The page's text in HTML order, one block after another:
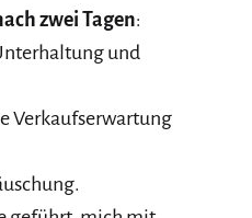
zwei Tagen:
und
Verkaufserwartung